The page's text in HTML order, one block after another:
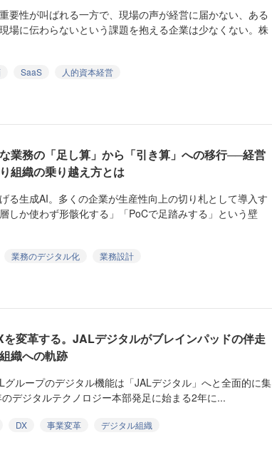
要性が叫ばれる一方で、現場の声が経営に届かない、ある
場に伝わらないという課題を抱える企業は少なくない。株
SaaS
人的資本経営
業務の「足し算」から「引き算」への移行──経営
組織の乗り越え方とは
る生成AI。多くの企業が生産性向上の切り札として導入す
しか使わず形骸化する」「PoCで足踏みする」という壁
業務のデジタル化
業務設計
を変革する。JALデジタルがブレインパッドの伴走
織への軌跡
ループのデジタル機能は「JALデジタル」へと全面的に集
デジタルテクノロジー本部発足に始まる2年に...
DX 事業変革
デジタル組織